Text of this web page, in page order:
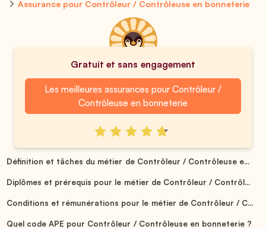
Assurance pour Contrôleur / Contrôleuse en bonneterie
Gratuit et sans engagement
Les meilleures assurances pour Contrôleur /
Contrôleuse en bonneterie
Définition et tâches du métier de Contrôleur / Contrôleuse e...
Diplômes et prérequis pour le métier de Contrôleur / Contrôl...
Conditions et rémunérations pour le métier de Contrôleur / C...
Quel code APE pour Contrôleur / Contrôleuse en bonneterie ?